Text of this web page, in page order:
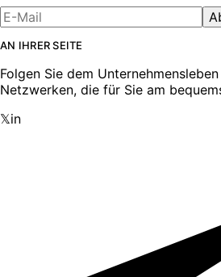
AN IHRER SEITE
Folgen Sie dem
Netzwerken, die für Sie am
𝕏in